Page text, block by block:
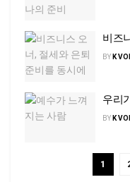
비즈
BY K
우리
BY K
1